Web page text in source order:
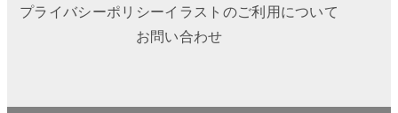
プライバシーポリシーイラストのご利用について
お問い合わせ